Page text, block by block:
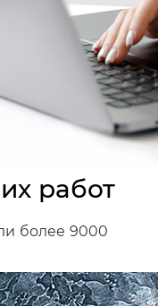
работ
более 9000